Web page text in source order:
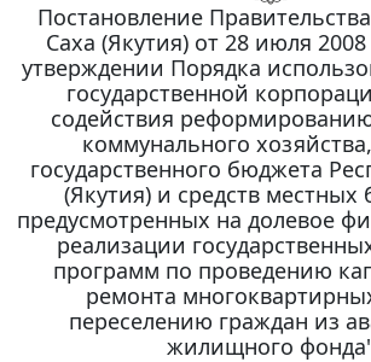
Постановление
Саха (Якутия) от 28 июля
утверждении Порядка
государственной
содействия
коммунального
государственного бюджета
(Якутия) и средств
предусмотренных на долевое
реализации
программ по проведению
ремонта
переселению граждан из
жилищного